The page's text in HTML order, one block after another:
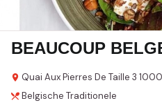
BEAUCOUP
Quai Aux Pierres De Taille 3 1000
Belgische Traditionele